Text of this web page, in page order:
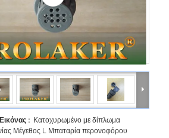
: Κατοχυρωμένο με δίπλωμα
Μέγεθος L Μπαταρία περονοφόρου